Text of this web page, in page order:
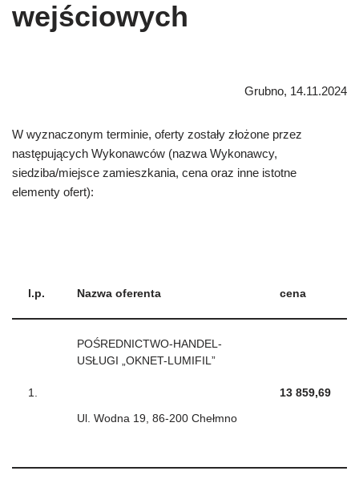
wejściowych
Grubno, 14.11.2024
W wyznaczonym terminie, oferty zostały złożone przez
następujących Wykonawców (nazwa Wykonawcy,
siedziba/miejsce zamieszkania, cena oraz inne istotne
elementy ofert):
l.p. Nazwa oferenta cena
1.
POŚREDNICTWO-HANDEL-
USŁUGI „OKNET-LUMIFIL”
Ul. Wodna 19, 86-200 Chełmno
13 859,69